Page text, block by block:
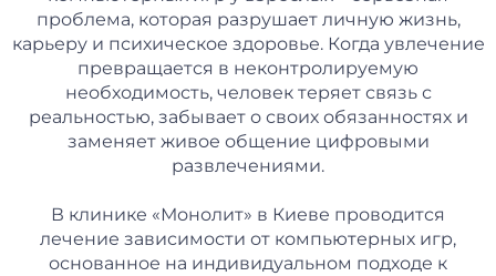
проблема, которая разрушает личную жизнь,
карьеру и психическое здоровье. Когда увлечение
превращается в неконтролируемую
необходимость, человек теряет связь с
реальностью, забывает о своих обязанностях и
заменяет живое общение цифровыми
развлечениями.
В клинике «Монолит» в Киеве проводится
лечение зависимости от компьютерных игр,
основанное на индивидуальном подходе к